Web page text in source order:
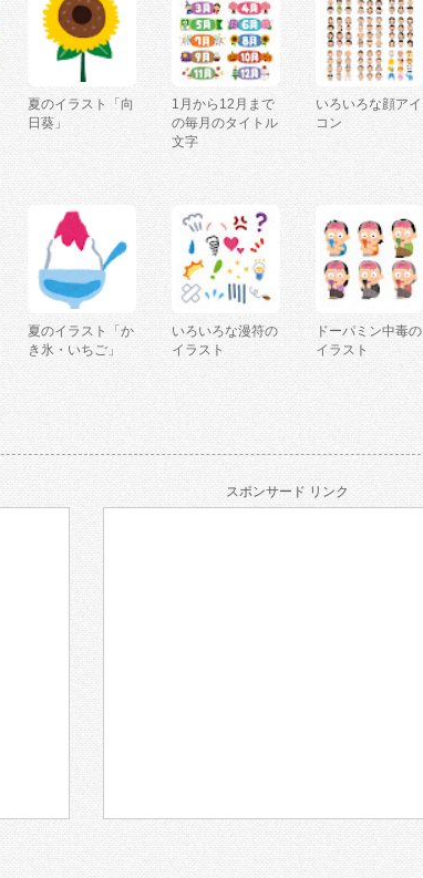
夏のイラスト「向
日葵」
1月から12月まで
の毎月のタイトル
文字
いろいろな顔アイ
コン
夏のイラスト「か
き氷・いちご」
いろいろな漫符の
イラスト
ドーパミン中毒の
イラスト
スポンサード リンク